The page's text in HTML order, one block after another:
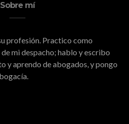
Sobre mí
profesión. Practico como
mi despacho; hablo y escribo
y aprendo de abogados, y pongo